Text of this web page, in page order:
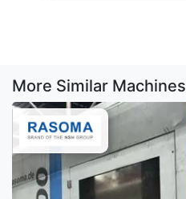
More Similar Machines